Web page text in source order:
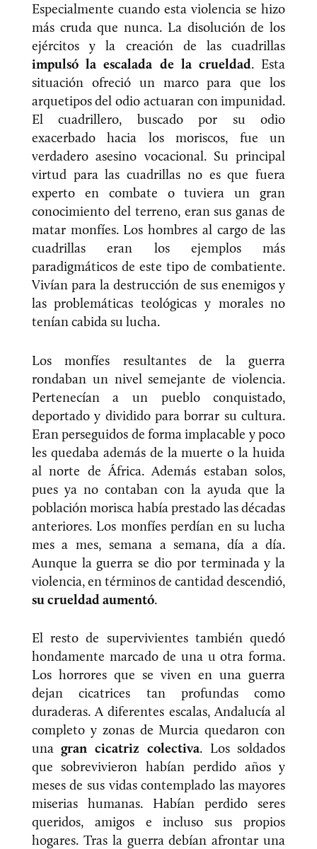
Especialmente cuando esta violencia se hizo
más cruda que nunca. La disolución de los
ejércitos y la creación de las cuadrillas
impulsó la escalada de la crueldad. Esta
situación ofreció un marco para que los
arquetipos del odio actuaran con impunidad.
El cuadrillero, buscado por su odio
exacerbado hacia los moriscos, fue un
verdadero asesino vocacional. Su principal
virtud para las cuadrillas no es que fuera
experto en combate o tuviera un gran
conocimiento del terreno, eran sus ganas de
matar monfíes. Los hombres al cargo de las
cuadrillas eran los ejemplos más
paradigmáticos de este tipo de combatiente.
Vivían para la destrucción de sus enemigos y
las problemáticas teológicas y morales no
tenían cabida su lucha.
Los monfíes resultantes de la guerra
rondaban un nivel semejante de violencia.
Pertenecían a un pueblo conquistado,
deportado y dividido para borrar su cultura.
Eran perseguidos de forma implacable y poco
les quedaba además de la muerte o la huida
al norte de África. Además estaban solos,
pues ya no contaban con la ayuda que la
población morisca había prestado las décadas
anteriores. Los monfíes perdían en su lucha
mes a mes, semana a semana, día a día.
Aunque la guerra se dio por terminada y la
violencia, en términos de cantidad descendió,
su crueldad aumentó.
El resto de supervivientes también quedó
hondamente marcado de una u otra forma.
Los horrores que se viven en una guerra
dejan cicatrices tan profundas como
duraderas. A diferentes escalas, Andalucía al
completo y zonas de Murcia quedaron con
unagran cicatriz colectiva. Los soldados
que sobrevivieron habían perdido años y
meses de sus vidas contemplado las mayores
miserias humanas. Habían perdido seres
queridos, amigos e incluso sus propios
hogares. Tras la guerra debían afrontar una